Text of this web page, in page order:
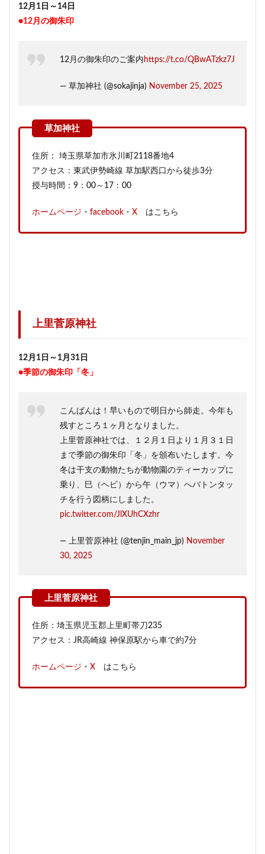
12月1日～14日
●12月の御朱印
12月の御朱印のご案内 https://t.co/QBwATzkz7J
— 草加神社 (@sokajinja) November 25, 2025
住所： 埼玉県草加市氷川町2118番地4
アクセス：東武伊勢崎線 草加駅西口から徒歩3分
授与時間：9：00～17：00
ホームページ ・ facebook ・ X はこちら
上里菅原神社
12月1日～1月31日
●季節の御朱印「冬」
こんばんは！早いもので明日から師走。今年も
残すところ１ヶ月となりました。
上里菅原神社では、１２月１日より１月３１日
まで季節の御朱印「冬」を頒布いたします。今
冬は干支の動物たちが動物園のティーカップに
乗り、巳（ヘビ）から午（ウマ）へバトンタッ
チを行う図柄にしました。
pic.twitter.com/JlXUhCXzhr
— 上里菅原神社 (@tenjin_main_jp) November
30, 2025
住所：埼玉県児玉郡上里町帯刀235
アクセス：JR高崎線 神保原駅から車で約7分
ホームページ ・ X はこちら